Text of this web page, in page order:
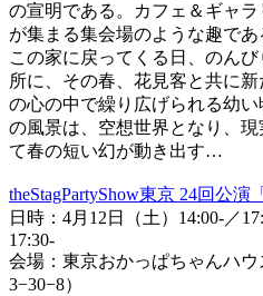
の宣明である。カフェ＆ギャ
が集まる集会場のような趣で
この家に戻ってくる日、のん
所に、その春、花見客と共に
の心の中で繰り広げられる幼
の風景は、空想世界となり、
て春の短い幻が動き出す…
theStagPartyShow東京 24回公演
日時：4月12日（土）14:00-／
17:30-
会場：東京おかっぱちゃんハ
3−30−8）